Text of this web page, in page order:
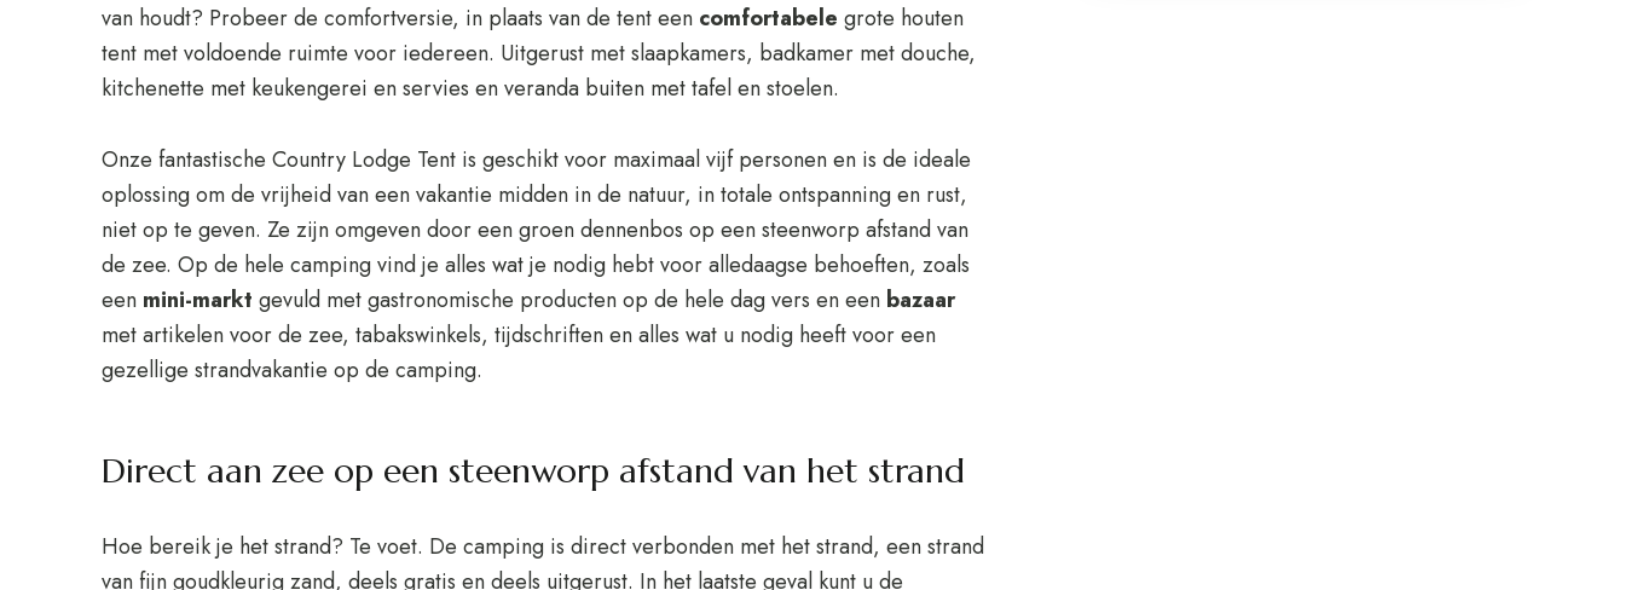
van houdt? Probeer de comfortversie, in plaats van de tent een comfortabele grote houten
tent met voldoende ruimte voor iedereen. Uitgerust met slaapkamers, badkamer met douche,
kitchenette met keukengerei en servies en veranda buiten met tafel en stoelen.
Onze fantastische Country Lodge Tent is geschikt voor maximaal vijf personen en is de ideale
oplossing om de vrijheid van een vakantie midden in de natuur, in totale ontspanning en rust,
niet op te geven. Ze zijn omgeven door een groen dennenbos op een steenworp afstand van
de zee. Op de hele camping vind je alles wat je nodig hebt voor alledaagse behoeften, zoals
een mini-markt gevuld met gastronomische producten op de hele dag vers en een bazaar
met artikelen voor de zee, tabakswinkels, tijdschriften en alles wat u nodig heeft voor een
gezellige strandvakantie op de camping.
Direct aan zee op een steenworp afstand van het strand
Hoe bereik je het strand? Te voet. De camping is direct verbonden met het strand, een strand
van fijn goudkleurig zand, deels gratis en deels uitgerust. In het laatste geval kunt u de